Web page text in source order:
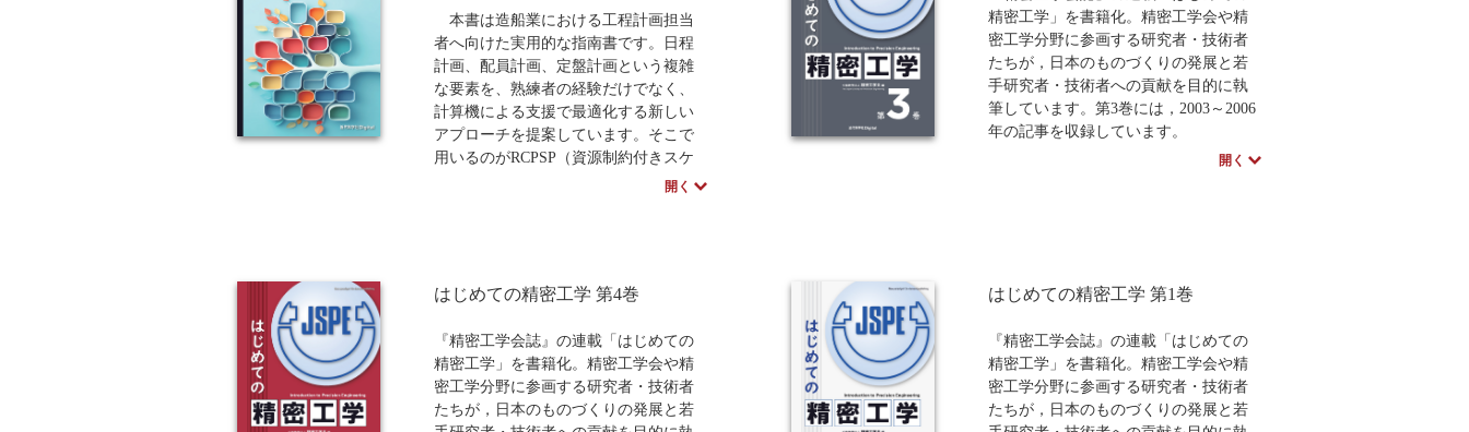
本書は造船業における工程計画担当
者へ向けた実用的な指南書です。日程
計画、配員計画、定盤計画という複雑
な要素を、熟練者の経験だけでなく、
計算機による支援で最適化する新しい
アプローチを提案しています。そこで
用いるのがRCPSP（資源制約付きスケ
ジューリング問題）という手法で、造
用計画ツール「工程's オラリオ」と、求
します。第4章では定盤計画、同時計
画、逐次計画の基礎を解説し、第5章と
第6章では、実際の造船所の協力を得て
検討した実問題の解決事例を紹介しま
開く
精密工学」を書籍化。精密工学会や精
密工学分野に参画する研究者・技術者
たちが，日本のものづくりの発展と若
手研究者・技術者への貢献を目的に執
筆しています。第3巻には，2003～2006
年の記事を収録しています。
（第4巻には，2007年から2010年の記事
開く
はじめての精密工学 第4巻
『精密工学会誌』の連載「はじめての
精密工学」を書籍化。精密工学会や精
密工学分野に参画する研究者・技術者
たちが，日本のものづくりの発展と若
はじめての精密工学 第1巻
『精密工学会誌』の連載「はじめての
精密工学」を書籍化。精密工学会や精
密工学分野に参画する研究者・技術者
たちが，日本のものづくりの発展と若